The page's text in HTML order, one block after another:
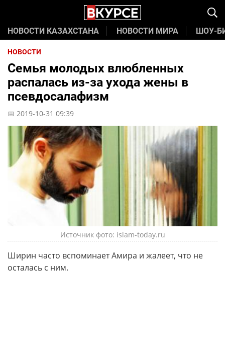
НОВОСТИ КАЗАХСТАНА НОВОСТИ МИРА ШОУ-
НОВОСТИ
Семья молодых влюбленных
распалась из-за ухода жены в
псевдосалафизм
📅 2019-10-31 09:39
Источник фото: islam-today.ru
Ширин часто вспоминает Амира и жалеет, что не
осталась с ним.